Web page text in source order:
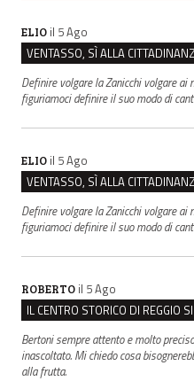
ELIO il 5 Ago
Definire volgare la Zanicchi volgare ai
figuriamoci definire il suo modo di
ELIO il 5 Ago
Definire volgare la Zanicchi volgare ai
figuriamoci definire il suo modo di
ROBERTO il 5 Ago
Bertoni sempre attento e molto
inascoltato. Mi chiedo cosa
alla frutta.